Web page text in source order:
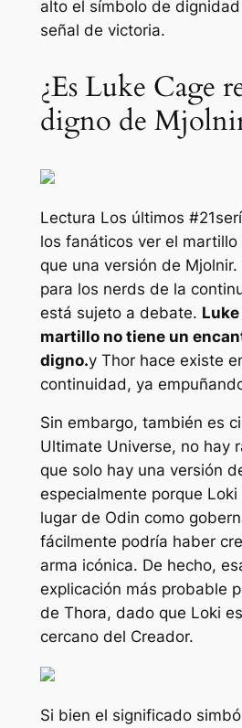
alto el símbolo de
señal de victoria.
¿Es Luke Cage
digno de
Lectura Los últimos #21
los fanáticos ver el martillo
que una versión de
para los nerds de la
está sujeto a debate.
martillo no tiene un
digno.y Thor hace existe
continuidad, ya
Sin embargo, también es
Ultimate Universe, no hay
que solo hay una versión
especialmente porque
lugar de Odin como
fácilmente podría haber
arma icónica. De hecho,
explicación más probable
de Thora, dado que Loki
cercano del Creador.
Si bien el significado